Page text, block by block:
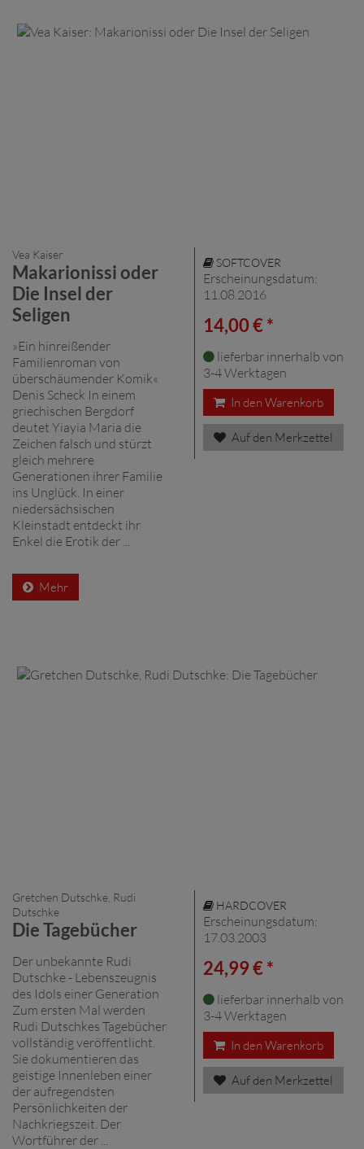
Vea Kaiser
Makarionissi oder
Die Insel der
Seligen
»Ein hinreißender
Familienroman von
überschäumender Komik«
Denis Scheck In einem
griechischen Bergdorf
deutet Yiayia Maria die
Zeichen falsch und stürzt
gleich mehrere
Generationen ihrer Familie
ins Unglück. In einer
niedersächsischen
Kleinstadt entdeckt ihr
Enkel die Erotik der ...
Mehr
SOFTCOVER
Erscheinungsdatum:
11.08.2016
14,00 € *
lieferbar innerhalb von
3-4 Werktagen
In den Warenkorb
Auf den Merkzettel
Gretchen Dutschke, Rudi
Dutschke
Die Tagebücher
Der unbekannte Rudi
Dutschke - Lebenszeugnis
des Idols einer Generation
Zum ersten Mal werden
Rudi Dutschkes Tagebücher
vollständig veröffentlicht.
Sie dokumentieren das
geistige Innenleben einer
der aufregendsten
Persönlichkeiten der
Nachkriegszeit. Der
Wortführer der ...
HARDCOVER
Erscheinungsdatum:
17.03.2003
24,99 € *
lieferbar innerhalb von
3-4 Werktagen
In den Warenkorb
Auf den Merkzettel